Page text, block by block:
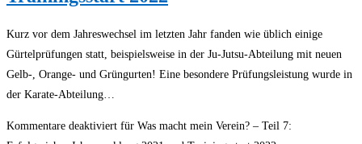
Kurz vor dem Jahreswechsel im letzten Jahr fanden wie üblich einige
Gürtelprüfungen statt, beispielsweise in der Ju-Jutsu-Abteilung mit neuen
Gelb-, Orange- und Grüngurten! Eine besondere Prüfungsleistung wurde in
der Karate-Abteilung…
Kommentare deaktiviert für Was macht mein Verein? – Teil 7: